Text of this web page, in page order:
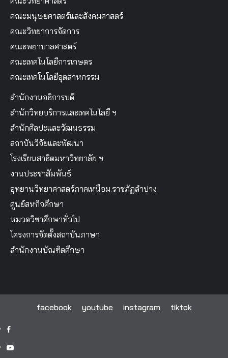
คณะมนุษยศาสตร์และสังคมศาสตร์
คณะวิทยาการจัดการ
คณะพยาบาลศาสตร์
คณะเทคโนโลยีการเกษตร
คณะเทคโนโลยีอุตสาหกรรม
สำนักงานอธิการบดี
สำนักวิทยบริการและเทคโนโลยี ฯ
สำนักศิลปะและวัฒนธรรม
สถาบันวิจัยและพัฒนา
โรงเรียนสาธิตมหาวิทยาลัย ฯ
งานประชาสัมพันธ์
อุทยานวิทยาศาสตร์ภาคเหนือม.ราชภัฏลำปาง
ศูนย์สหกิจศึกษา
หมวดวิชาศึกษาทั่วไป
โครงการจัดตั้งสถาบันภาษา
สำนักงานบัณฑิตศึกษา
facebook youtube instagram tiktok
facebook
youtube